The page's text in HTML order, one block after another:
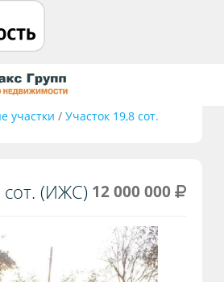
участки /Участок 19,8 сот.
сот. (ИЖС) 12 000 000